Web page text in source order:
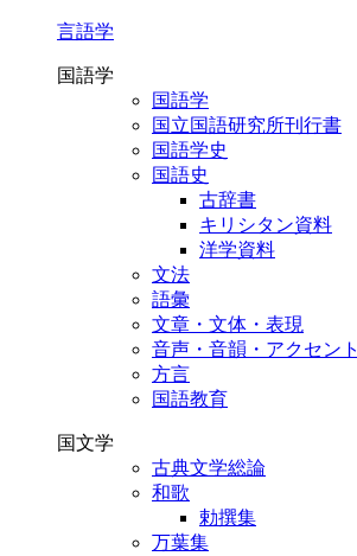
言語学
国語学
国語学
国立国語研究所刊行書
国語学史
国語史
古辞書
キリシタン資料
洋学資料
文法
語彙
文章・文体・表現
音声・音韻・アクセント
方言
国語教育
国文学
古典文学総論
和歌
勅撰集
万葉集